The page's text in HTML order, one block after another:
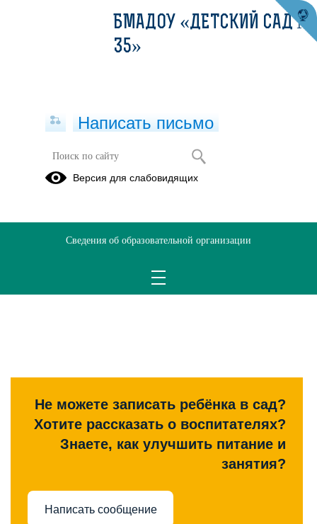
Не можете записать ребёнка в сад?
Хотите рассказать о воспитателях?
Знаете, как улучшить питание и
занятия?
Написать сообщение
БМАДОУ «ДЕТСКИЙ САД №
35»
Написать письмо
Версия для слабовидящих
Сведения об образовательной организации